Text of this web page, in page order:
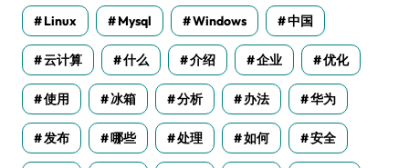
Linux Mysql Windows 中国
云计算 什么 介绍 企业 优化
使用 冰箱 分析 办法 华为
发布 哪些 处理 如何 安全